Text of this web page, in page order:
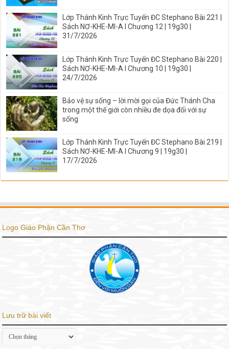
Lớp Thánh Kinh Trực Tuyến ĐC Stephano Bài 221 |
Sách NƠ-KHE-MI-A I Chương 12 | 19g30 |
31/7/2026
Lớp Thánh Kinh Trực Tuyến ĐC Stephano Bài 220 |
Sách NƠ-KHE-MI-A I Chương 10 | 19g30 |
24/7/2026
Bảo vệ sự sống – lời mời gọi của Đức Thánh Cha
trong một thế giới còn nhiều đe dọa đối với sự
sống
Lớp Thánh Kinh Trực Tuyến ĐC Stephano Bài 219 |
Sách NƠ-KHE-MI-A I Chương 9 | 19g30 |
17/7/2026
Logo Giáo Phận Cần Thơ
Lưu trữ bài viết
Lưu
trữ